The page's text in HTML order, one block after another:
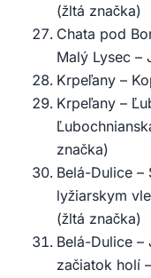
(žltá značka)
Chata pod
Malý Lysec –
Krpeľany –
Krpeľany –
značka)
Belá-Dulice –
lyžiarskym
(žltá značka)
Belá-Dulice –
začiatok holí